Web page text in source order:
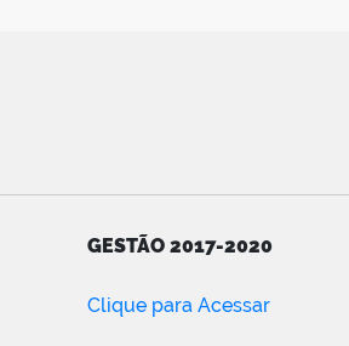
GESTÃO 2017-2020
Clique para Acessar